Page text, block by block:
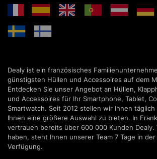
Dealy ist ein französisches
günstigsten Hüllen und Accessoires auf dem
Entdecken Sie unser Angebot an Hüllen,
und Accessoires für Ihr Smartphone, Tablet,
Smartwatch. Seit 2012 stellen wir Ihnen
Ihnen eine größere Auswahl zu bieten. In
vertrauen bereits über 600 000 Kunden Dealy.
haben, steht Ihnen unserer Team 7 Tage in
Verfügung.